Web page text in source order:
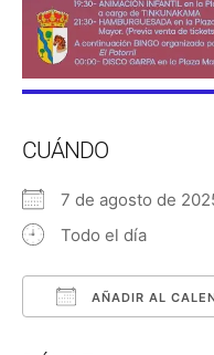
CUÁNDO
7 de agosto de
Todo el día
AÑADIR AL